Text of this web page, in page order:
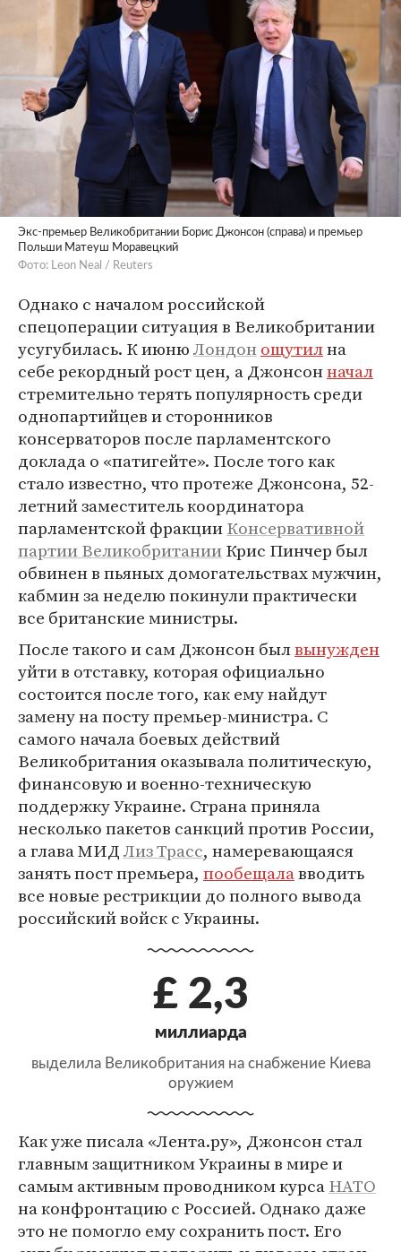
Экс-премьер Великобритании Борис Джонсон (справа) и премьер
Польши Матеуш Моравецкий
Фото: Leon Neal / Reuters
Однако с началом российской
спецоперации ситуация в Великобритании
усугубилась. К июнюЛондон ощутилна
себе рекордный рост цен, а Джонсонначал
стремительно терять популярность среди
однопартийцев и сторонников
консерваторов после парламентского
доклада о «патигейте». После того как
стало известно, что протеже Джонсона, 52-
летний заместитель координатора
парламентской фракцииКонсервативной
партии ВеликобританииКрис Пинчер был
обвинен в пьяных домогательствах мужчин,
кабмин за неделю покинули практически
все британские министры.
После такого и сам Джонсон былвынужден
уйти в отставку, которая официально
состоится после того, как ему найдут
замену на посту премьер-министра. С
самого начала боевых действий
Великобритания оказывала политическую,
финансовую и военно-техническую
поддержку Украине. Страна приняла
несколько пакетов санкций против России,
а глава МИДЛиз Трасс, намеревающаяся
занять пост премьера, пообещалавводить
все новые рестрикции до полного вывода
российский войск с Украины.
£ 2,3
миллиарда
выделила Великобритания на снабжение Киева
оружием
Как уже писала «Лента.ру», Джонсон стал
главным защитником Украины в мире и
самым активным проводником курсаНАТО
на конфронтацию с Россией. Однако даже
это не помогло ему сохранить пост. Его